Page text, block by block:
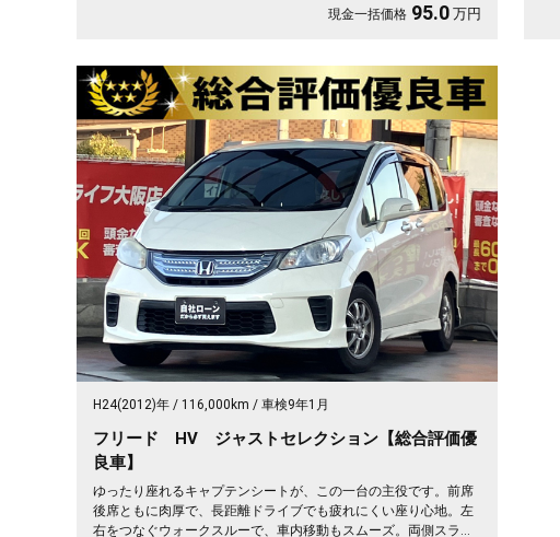
現金一括価格 95.0 万円
H24(2012)年 116,000km 車検9年1月
フリード HV ジャストセレクション【総合評価優
良車】
ゆったり座れるキャプテンシートが、この一台の主役です。前席
後席ともに肉厚で、長距離ドライブでも疲れにくい座り心地。左
右をつなぐウォークスルーで、車内移動もスムーズ。両側スライ